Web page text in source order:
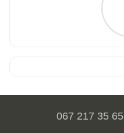
067 217 35 65